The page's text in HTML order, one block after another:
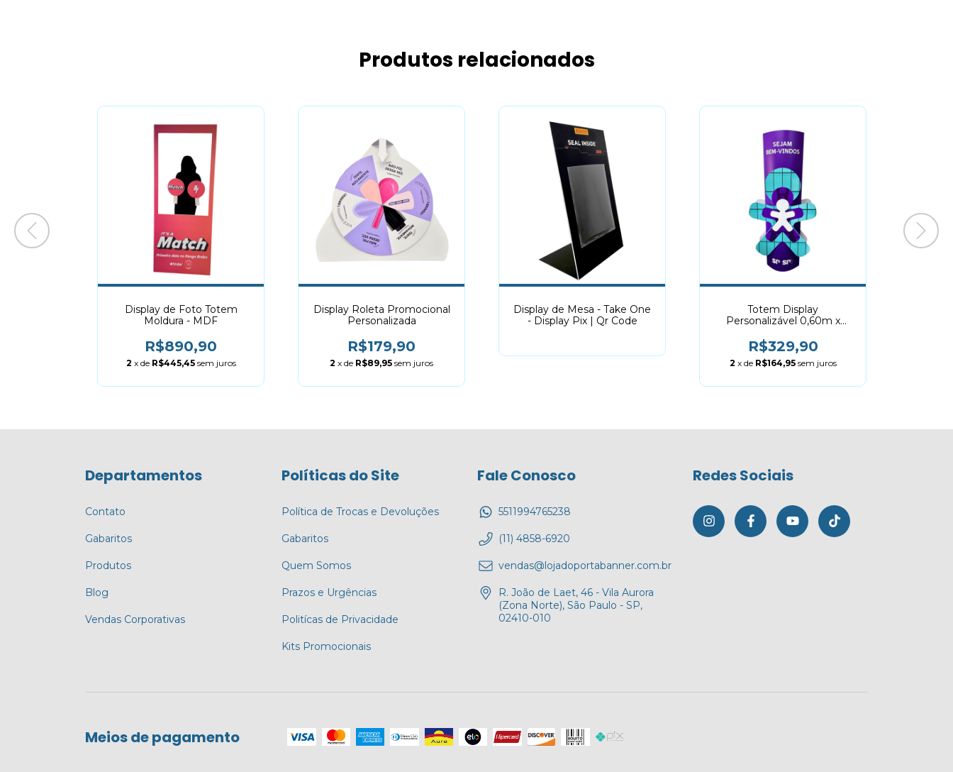
Produtos relacionados
Display de Foto Totem
Moldura - MDF
R$890,90
2 x de R$445,45 sem juros
Display Roleta Promocional
Personalizada
R$179,90
2 x de R$89,95 sem juros
Display de Mesa - Take One
- Display Pix | Qr Code
Totem Display
Personalizável 0,60m x
R$329,90
2 x de R$164,95 sem juros
Departamentos
Contato
Gabaritos
Produtos
Blog
Vendas Corporativas
Políticas do Site
Política de Trocas e Devoluções
Gabaritos
Quem Somos
Prazos e Urgências
Politícas de Privacidade
Kits Promocionais
Fale Conosco
5511994765238
(11) 4858-6920
vendas@lojadoportabanner.com.br
R. João de Laet, 46 - Vila Aurora
(Zona Norte), São Paulo - SP,
02410-010
Redes Sociais
Meios de pagamento